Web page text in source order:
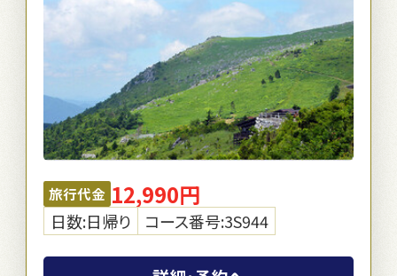
旅行代金 12,990円
日数:日帰り コース番号:3S944